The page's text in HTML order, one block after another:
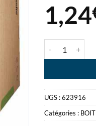
1,24
UGS :623916
Catégories :